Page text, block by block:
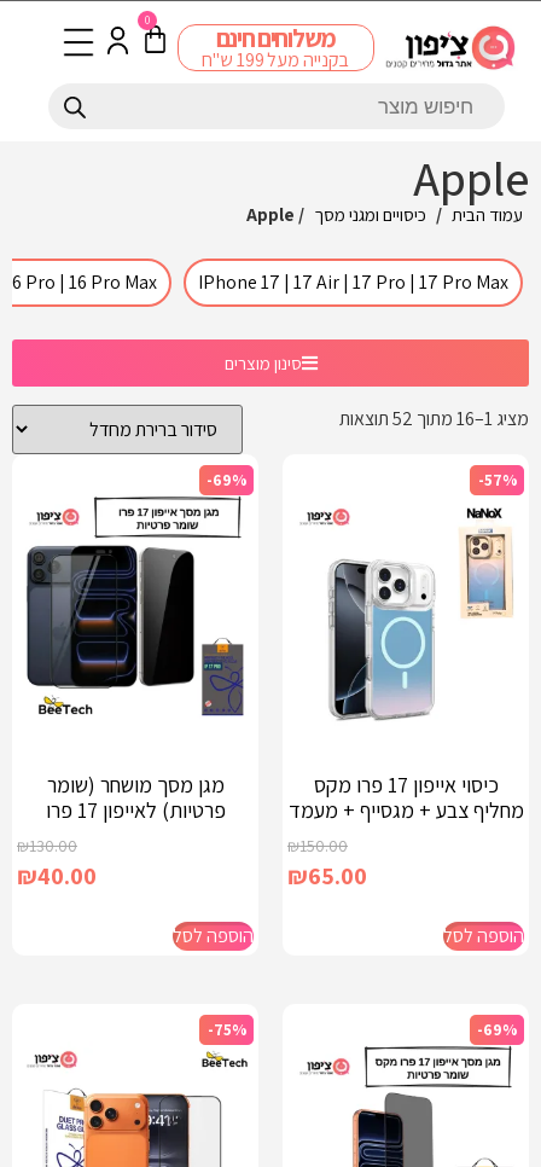
משלוחים חינם
בקנייה מעל 199 ש"ח
0
Apple
עמוד הבית / כיסויים ומגני מסך / Apple
IPhone 17 | 17 Air | 17 Pro | 17 Pro Max
Pro | 16 Pro Max
סינון מוצרים
מציג 1–16 מתוך 52 תוצאות
-57%
כיסוי אייפון 17 פרו מקס
מחליף צבע + מגסייף + מעמד
₪150.00
₪65.00
הוספה לסל
-69%
מגן מסך מושחר (שומר
פרטיות) לאייפון 17 פרו
₪130.00
₪40.00
הוספה לסל
-69%
-75%